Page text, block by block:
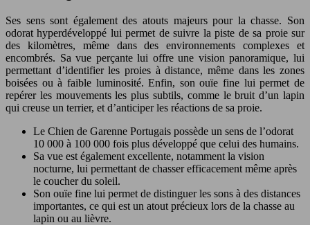
Ses sens sont également des atouts majeurs pour la chasse. Son
odorat hyperdéveloppé lui permet de suivre la piste de sa proie sur
des kilomètres, même dans des environnements complexes et
encombrés. Sa vue perçante lui offre une vision panoramique, lui
permettant d’identifier les proies à distance, même dans les zones
boisées ou à faible luminosité. Enfin, son ouïe fine lui permet de
repérer les mouvements les plus subtils, comme le bruit d’un lapin
qui creuse un terrier, et d’anticiper les réactions de sa proie.
Le Chien de Garenne Portugais possède un sens de l’odorat
10 000 à 100 000 fois plus développé que celui des humains.
Sa vue est également excellente, notamment la vision
nocturne, lui permettant de chasser efficacement même après
le coucher du soleil.
Son ouïe fine lui permet de distinguer les sons à des distances
importantes, ce qui est un atout précieux lors de la chasse au
lapin ou au lièvre.